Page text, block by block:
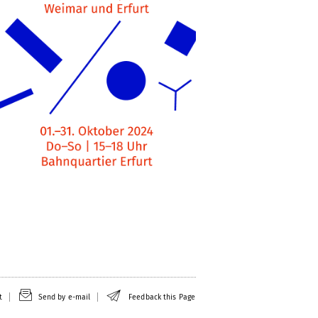
Send by e-mail Feedback this Page